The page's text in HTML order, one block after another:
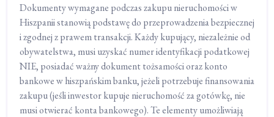
Dokumenty wymagane podczas zakupu nieruchomości w
Hiszpanii stanowią podstawę do przeprowadzenia bezpiecznej
i zgodnej z prawem transakcji. Każdy kupujący, niezależnie od
obywatelstwa, musi uzyskać numer identyfikacji podatkowej
NIE, posiadać ważny dokument tożsamości oraz konto
bankowe w hiszpańskim banku, jeżeli potrzebuje finansowania
zakupu (jeśli inwestor kupuje nieruchomość za gotówkę, nie
musi otwierać konta bankowego). Te elementy umożliwiają